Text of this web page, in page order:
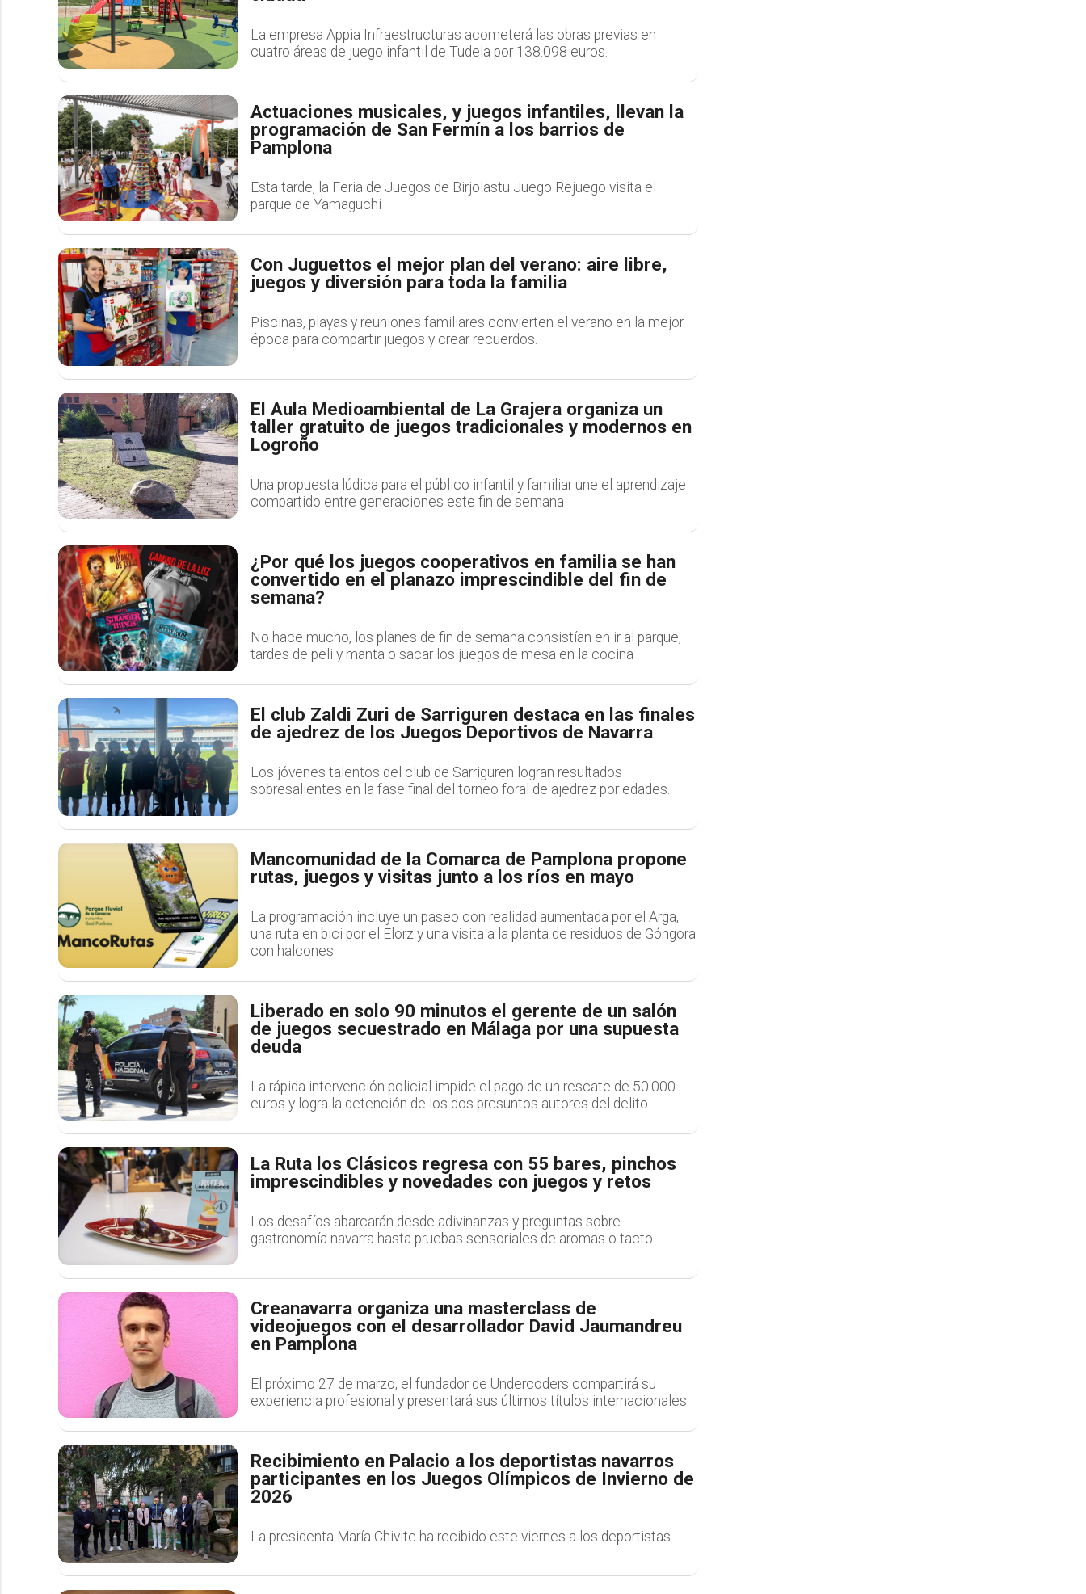
La empresa Appia Infraestructuras acometerá las obras previas en
cuatro áreas de juego infantil de Tudela por 138.098 euros.
Actuaciones musicales, y juegos infantiles, llevan la
programación de San Fermín a los barrios de
Pamplona
Esta tarde, la Feria de Juegos de Birjolastu Juego Rejuego visita el
parque de Yamaguchi
Con Juguettos el mejor plan del verano: aire libre,
juegos y diversión para toda la familia
Piscinas, playas y reuniones familiares convierten el verano en la mejor
época para compartir juegos y crear recuerdos.
El Aula Medioambiental de La Grajera organiza un
taller gratuito de juegos tradicionales y modernos en
Logroño
Una propuesta lúdica para el público infantil y familiar une el aprendizaje
compartido entre generaciones este fin de semana
¿Por qué los juegos cooperativos en familia se han
convertido en el planazo imprescindible del fin de
semana?
No hace mucho, los planes de fin de semana consistían en ir al parque,
tardes de peli y manta o sacar los juegos de mesa en la cocina
El club Zaldi Zuri de Sarriguren destaca en las finales
de ajedrez de los Juegos Deportivos de Navarra
Los jóvenes talentos del club de Sarriguren logran resultados
sobresalientes en la fase final del torneo foral de ajedrez por edades.
Mancomunidad de la Comarca de Pamplona propone
rutas, juegos y visitas junto a los ríos en mayo
La programación incluye un paseo con realidad aumentada por el Arga,
una ruta en bici por el Elorz y una visita a la planta de residuos de Góngora
con halcones
Liberado en solo 90 minutos el gerente de un salón
de juegos secuestrado en Málaga por una supuesta
deuda
La rápida intervención policial impide el pago de un rescate de 50.000
euros y logra la detención de los dos presuntos autores del delito
La Ruta los Clásicos regresa con 55 bares, pinchos
imprescindibles y novedades con juegos y retos
Los desafíos abarcarán desde adivinanzas y preguntas sobre
gastronomía navarra hasta pruebas sensoriales de aromas o tacto
Creanavarra organiza una masterclass de
videojuegos con el desarrollador David Jaumandreu
en Pamplona
El próximo 27 de marzo, el fundador de Undercoders compartirá su
experiencia profesional y presentará sus últimos títulos internacionales.
Recibimiento en Palacio a los deportistas navarros
participantes en los Juegos Olímpicos de Invierno de
2026
La presidenta María Chivite ha recibido este viernes a los deportistas